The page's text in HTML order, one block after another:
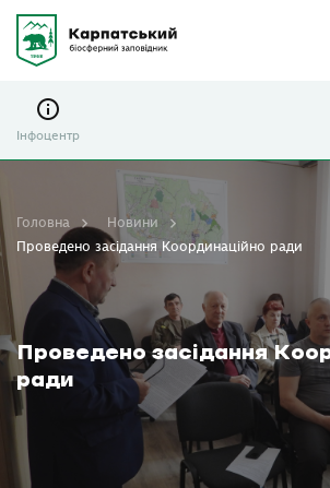
Інфоцентр
Проведено засідання
ради
Головна
Новини
Проведено засідання Координаційно ради